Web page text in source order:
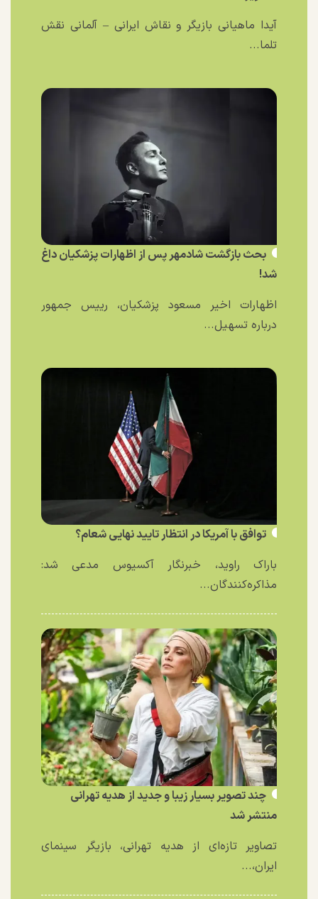
آیدا ماهیانی بازیگر و نقاش ایرانی – آلمانی نقش
تلما...
بحث بازگشت شادمهر پس از اظهارات پزشکیان داغ
شد!
اظهارات اخیر مسعود پزشکیان، رییس جمهور
درباره تسهیل...
توافق با آمریکا در انتظار تایید نهایی شعام؟
باراک راوید، خبرنگار آکسیوس مدعی شد:
مذاکره‌کنندگان...
چند تصویر بسیار زیبا و جدید از هدیه تهرانی
منتشر شد
تصاویر تازه‌ای از هدیه تهرانی، بازیگر سینمای
ایران،...